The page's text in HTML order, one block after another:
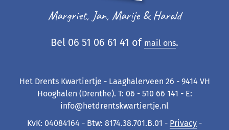
Margriet, Jan, Marije & Harald
Bel 06 51 06 61 41 of mail ons.
Het Drents Kwartiertje - Laaghalerveen 26 - 9414 VH
Hooghalen (Drenthe). T: 06 - 510 66 141 - E:
info@hetdrentskwartiertje.nl
KvK: 04084164 - Btw: 8174.38.701.B.01 - Privacy -